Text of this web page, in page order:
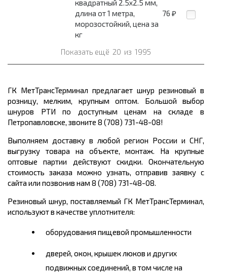
квадратный 2.5x2.5 мм,
длина от 1 метра,
морозостойкий, цена за
кг
76 ₽
Показать ещё 20 из 1995
ГК МетТрансТерминал предлагает шнур резиновый в
розницу, мелким, крупным оптом. Большой выбор
шнуров РТИ по доступным ценам на складе в
Петропавловске, звоните 8 (708) 731-48-08!
Выполняем доставку в любой регион России и СНГ,
выгрузку товара на объекте, монтаж. На крупные
оптовые партии действуют скидки. Окончательную
стоимость заказа можно узнать, отправив заявку с
сайта или позвонив нам 8 (708) 731-48-08.
Резиновый шнур, поставляемый ГК МетТрансТерминал,
используют в качестве уплотнителя:
оборудования пищевой промышленности
дверей, окон, крышек люков и других
подвижных соединений, в том числе на